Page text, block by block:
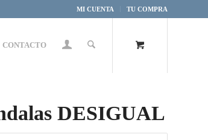
MI CUENTA TU COMPRA
CONTACTO
DESIGUAL